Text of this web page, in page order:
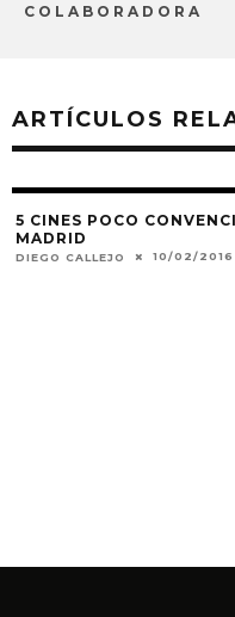
COLABORADORA
ARTÍCULOS
5 CINES POCO
MADRID
DIEGO CALLEJO 10/02/2016